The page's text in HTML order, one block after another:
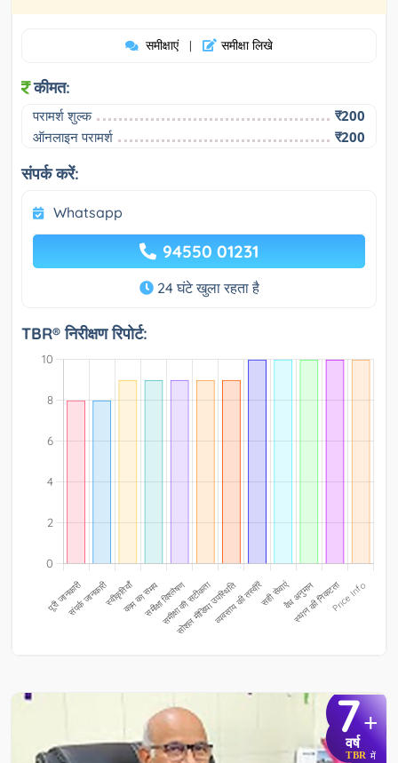
समीक्षाएं | समीक्षा लिखे
कीमत:
परामर्श शुल्क
₹200
ऑनलाइन परामर्श
₹200
संपर्क करें:
Whatsapp
94550 01231
24 घंटे खुला रहता है
TBR® निरीक्षण रिपोर्ट:
7+
वर्ष
TBR में